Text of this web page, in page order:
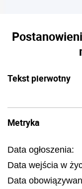
Tekst pierwotny
Metryka
Data ogłoszenia:
Data wejścia w
Data